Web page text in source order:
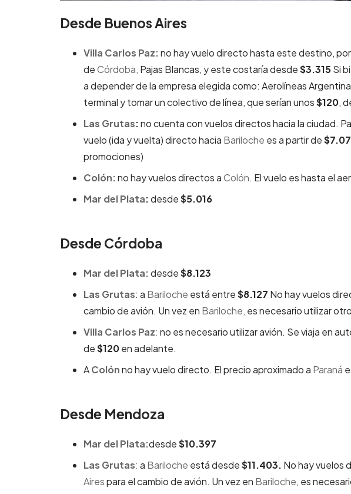
Desde Buenos Aires
Villa Carlos Paz:no hay vuelo directo hasta este destino,
deCórdoba, Pajas Blancas, y este costaría desde$3.315Si
a depender de la empresa elegida como: Aerolíneas
terminal y tomar un colectivo de línea, que serían unos$120,
Las Grutas:no cuenta con vuelos directos hacia la ciudad.
vuelo (ida y vuelta) directo hacia Bariloche es a partir de
promociones)
Colón:no hay vuelos directos aColón. El vuelo es hasta el
Mar del Plata:desde$5.016
Desde Córdoba
Mar del Plata:desde$8.123
Las Grutas: a Bariloche está entre$8.127 No hay vuelos
cambio de avión. Un vez en Bariloche, es necesario utilizar
Villa Carlos Paz: no es necesario utilizar avión. Se viaja en
de$120en adelante.
AColónno hay vuelo directo. El precio aproximado a Paraná
Desde Mendoza
Mar del Plata:desde$10.397
Las Grutas: a Bariloche está desde$11.403. No hay vuelos
Airespara el cambio de avión. Un vez en Bariloche, es